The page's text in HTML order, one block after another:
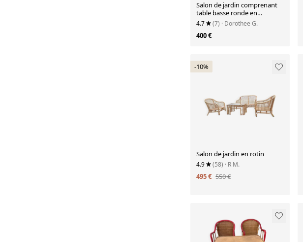
Salon de jardin comprenant
table basse ronde en
scoubidou et 4 tabourets
assortis
4.7 (7) · Dorothee G.
400 €
-10%
Salon de jardin en rotin
4.9 (58) · R M.
495 € 550 €